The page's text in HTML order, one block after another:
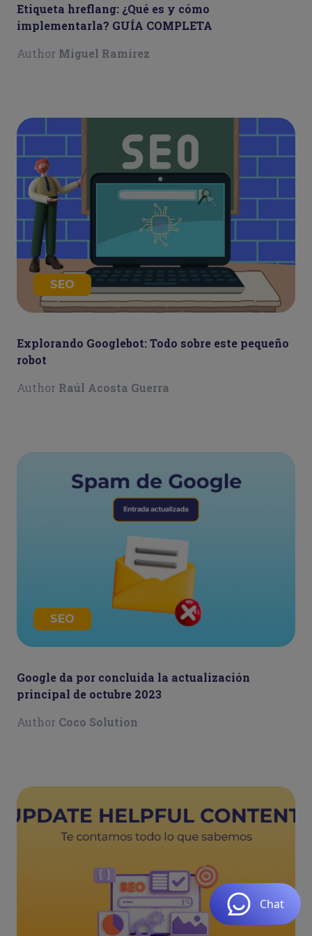
Etiqueta hreflang: ¿Qué es y cómo
implementarla? GUÍA COMPLETA
Author Miguel Ramírez
SEO
Explorando Googlebot: Todo sobre este pequeño
robot
Author Raúl Acosta Guerra
SEO
Google da por concluida la actualización
principal de octubre 2023
Author Coco Solution